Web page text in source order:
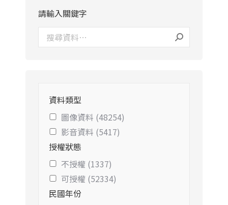
請輸入關鍵字
資料類型
圖像資料 (48254)
影音資料 (5417)
授權狀態
不授權 (1337)
可授權 (52334)
民國年份